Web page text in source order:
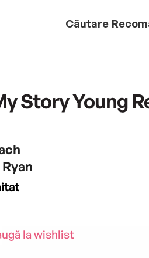
Căutare
Story Young
la wishlist